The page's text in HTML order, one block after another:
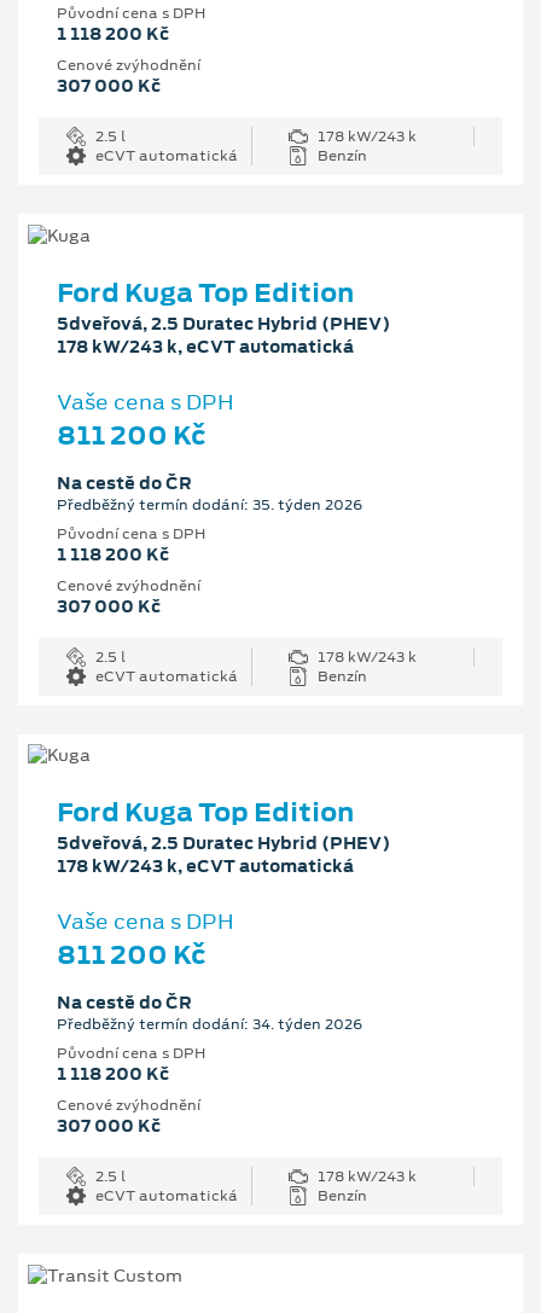
Původní cena s DPH
1 118 200 Kč
Cenové zvýhodnění
307 000 Kč
2.5 l
178 kW/243 k
eCVT automatická
Benzín
Ford Kuga Top Edition
5dveřová, 2.5 Duratec Hybrid (PHEV)
178 kW/243 k, eCVT automatická
Vaše cena s DPH
811 200 Kč
Na cestě do ČR
Předběžný termín dodání: 35. týden 2026
Původní cena s DPH
1 118 200 Kč
Cenové zvýhodnění
307 000 Kč
2.5 l
178 kW/243 k
eCVT automatická
Benzín
Ford Kuga Top Edition
5dveřová, 2.5 Duratec Hybrid (PHEV)
178 kW/243 k, eCVT automatická
Vaše cena s DPH
811 200 Kč
Na cestě do ČR
Předběžný termín dodání: 34. týden 2026
Původní cena s DPH
1 118 200 Kč
Cenové zvýhodnění
307 000 Kč
2.5 l
178 kW/243 k
eCVT automatická
Benzín